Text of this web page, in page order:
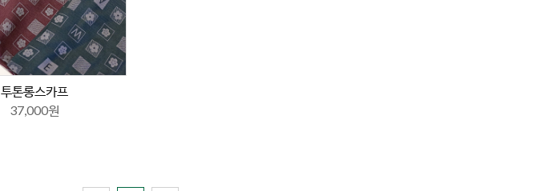
투톤롱스카프
37,000원